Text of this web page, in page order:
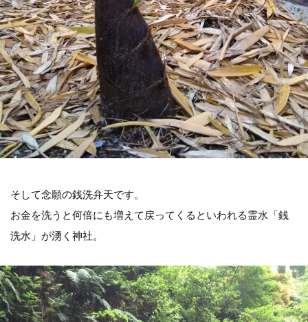
そして念願の銭洗弁天です。
お金を洗うと何倍にも増えて戻ってくるといわれる霊水「銭
洗水」が湧く神社。